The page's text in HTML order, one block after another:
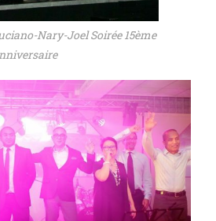
Nary-Joel Soirée 15ème